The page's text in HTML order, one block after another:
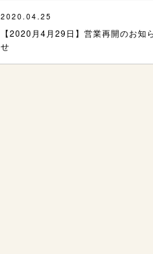
2020.04.25
【2020月4月29日】営業再開のお知ら
せ